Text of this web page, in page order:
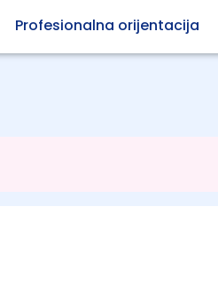
Profesionalna orijentacija